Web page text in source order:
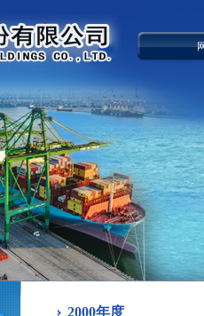
2000年度